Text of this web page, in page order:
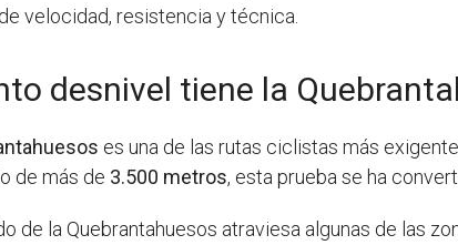
velocidad, resistencia y técnica.
desnivel tiene la
es una de las rutas ciclistas más
de más de 3.500 metros, esta prueba se ha
de la Quebrantahuesos atraviesa algunas de las